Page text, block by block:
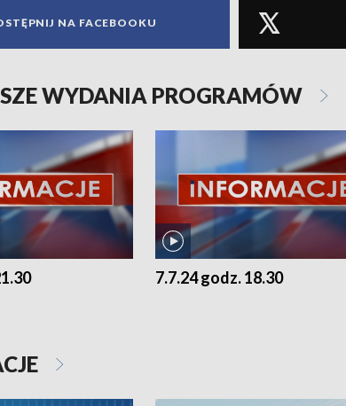
NA FACEBOOKU
WYDANIA PROGRAMÓW
7.7.24 godz. 18.30